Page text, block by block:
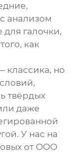
анализом
галочки,
как
классика, но
твёрдых
даже
У нас на
от ООО